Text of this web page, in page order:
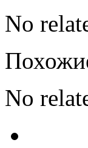
No
No